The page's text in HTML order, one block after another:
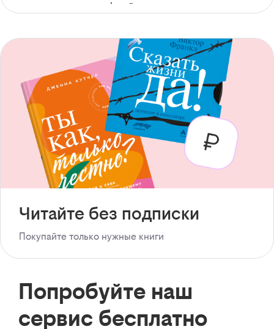
с доступом офлайн
Читайте без подписки
Покупайте только нужные книги
Попробуйте наш
сервис бесплатно